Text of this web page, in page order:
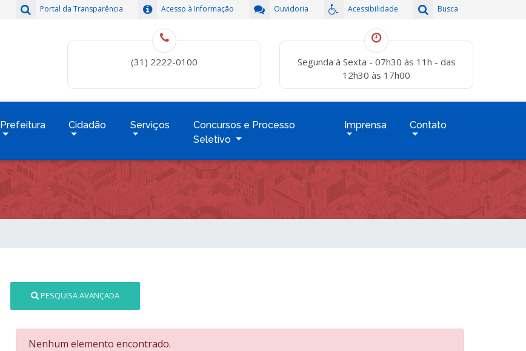
Busca
Acessibilidade
Ouvidoria
Acesso à Informação
Portal da Transparência
(31) 2222-0100
Segunda à Sexta - 07h30 às 11h - das
12h30 às 17h00
Prefeitura Cidadão Serviços
Concursos e Processo
Seletivo
Imprensa Contato
PESQUISA AVANÇADA
Nenhum elemento encontrado.